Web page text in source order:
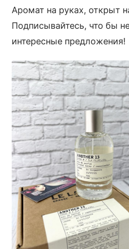
Аромат на руках, открыт
Подписывайтесь, что бы
интересные предложения!